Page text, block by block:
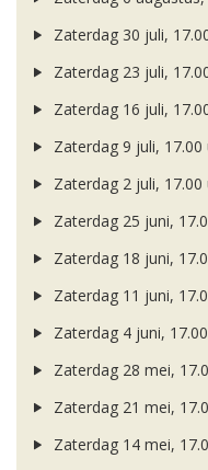
Zaterdag 30 juli,
Zaterdag 23 juli,
Zaterdag 16 juli,
Zaterdag 9 juli, 17.00
Zaterdag 2 juli, 17.00
Zaterdag 25 juni,
Zaterdag 18 juni,
Zaterdag 11 juni,
Zaterdag 4 juni,
Zaterdag 28 mei,
Zaterdag 21 mei,
Zaterdag 14 mei,